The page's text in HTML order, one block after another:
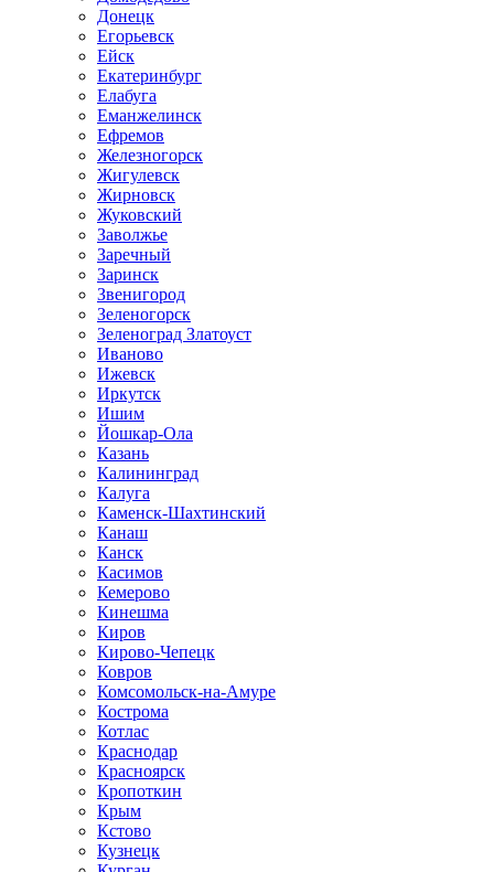
Донецк
Егорьевск
Ейск
Екатеринбург
Елабуга
Еманжелинск
Ефремов
Железногорск
Жигулевск
Жирновск
Жуковский
Заволжье
Заречный
Заринск
Звенигород
Зеленогорск
Зеленоград Златоуст
Иваново
Ижевск
Иркутск
Ишим
Йошкар-Ола
Казань
Калининград
Калуга
Каменск-Шахтинский
Канаш
Канск
Касимов
Кемерово
Кинешма
Киров
Кирово-Чепецк
Ковров
Комсомольск-на-Амуре
Кострома
Котлас
Краснодар
Красноярск
Кропоткин
Крым
Кстово
Кузнецк